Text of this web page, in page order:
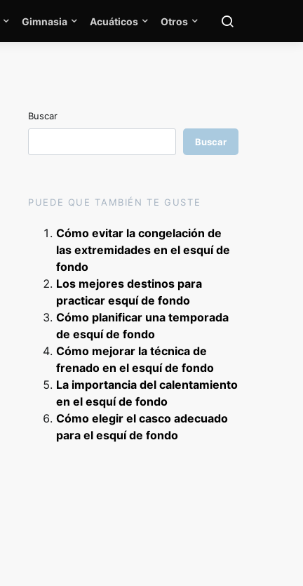
Gimnasia Acuáticos Otros
Buscar
Buscar
PUEDE QUE TAMBIÉN TE GUSTE
Cómo evitar la congelación de
las extremidades en el esquí de
fondo
Los mejores destinos para
practicar esquí de fondo
Cómo planificar una temporada
de esquí de fondo
Cómo mejorar la técnica de
frenado en el esquí de fondo
La importancia del calentamiento
en el esquí de fondo
Cómo elegir el casco adecuado
para el esquí de fondo